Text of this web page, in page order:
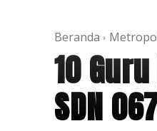
Beranda
10
SDN